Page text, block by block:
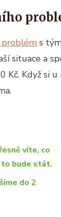
s
situace a
Kč. Když si
víte, co
bude stát.
do 2